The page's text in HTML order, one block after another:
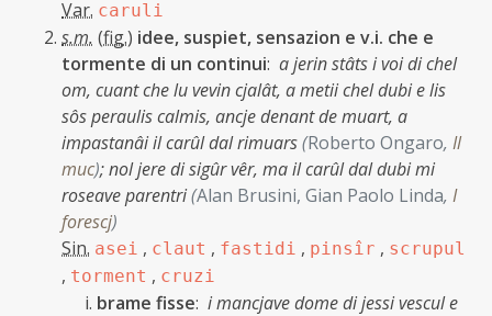
Var. caruli
s.m. (fig.) idee, suspiet, sensazion e v.i. che e
tormente di un continui: a jerin stâts i voi di chel
om, cuant che lu vevin cjalât, a metii chel dubi e lis
sôs peraulis calmis, ancje denant de muart, a
impastanâi il carûl dal rimuars(Roberto Ongaro, Il
muc);nol jere di sigûr vêr, ma il carûl dal dubi mi
roseave parentri(Alan Brusini, Gian Paolo Linda, I
forescj)
Sin. asei , claut , fastidi , pinsîr , scrupul
, torment , cruzi
brame fisse: i mancjave dome di jessi vescul e